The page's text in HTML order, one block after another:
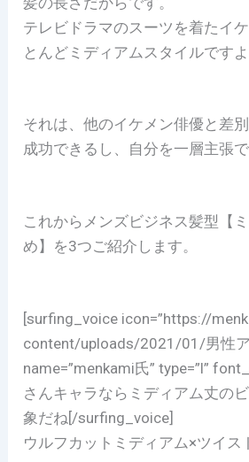
テレビドラマのスーツを着たイ
とんどミディアムスタイルですよ
それは、他のイケメン俳優と差
成功できるし、自分を一層主張で
これからメンズビジネス髪型【
め】を3つご紹介します。
[surfing_voice icon=”https://
content/uploads/2021/01/男性
name=”menkami氏” type=”l”
さんキャラならミディアム丈の
象だね[/surfing_voice]
ウルフカットミディアム×ツイス